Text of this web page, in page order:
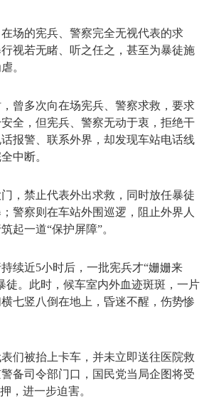
场的宪兵、警察完全无视代表的求
视若无睹、听之任之，甚至为暴徒施
。
曾多次向在场宪兵、警察求救，要求
全，但宪兵、警察无动于衷，拒绝干
报警、联系外界，却发现车站电话线
中断。
，禁止代表外出求救，同时放任暴徒
警察则在车站外围巡逻，阻止外界人
起一道“保护屏障”。
续近5小时后，一批宪兵才“姗姗来
徒。此时，候车室内外血迹斑斑，一片
七竖八倒在地上，昏迷不醒，伤势惨
们被抬上卡车，并未立即送往医院救
备司令部门口，国民党当局企图将受
，进一步迫害。